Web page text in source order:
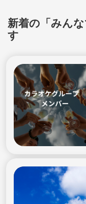
新着の「みん
す